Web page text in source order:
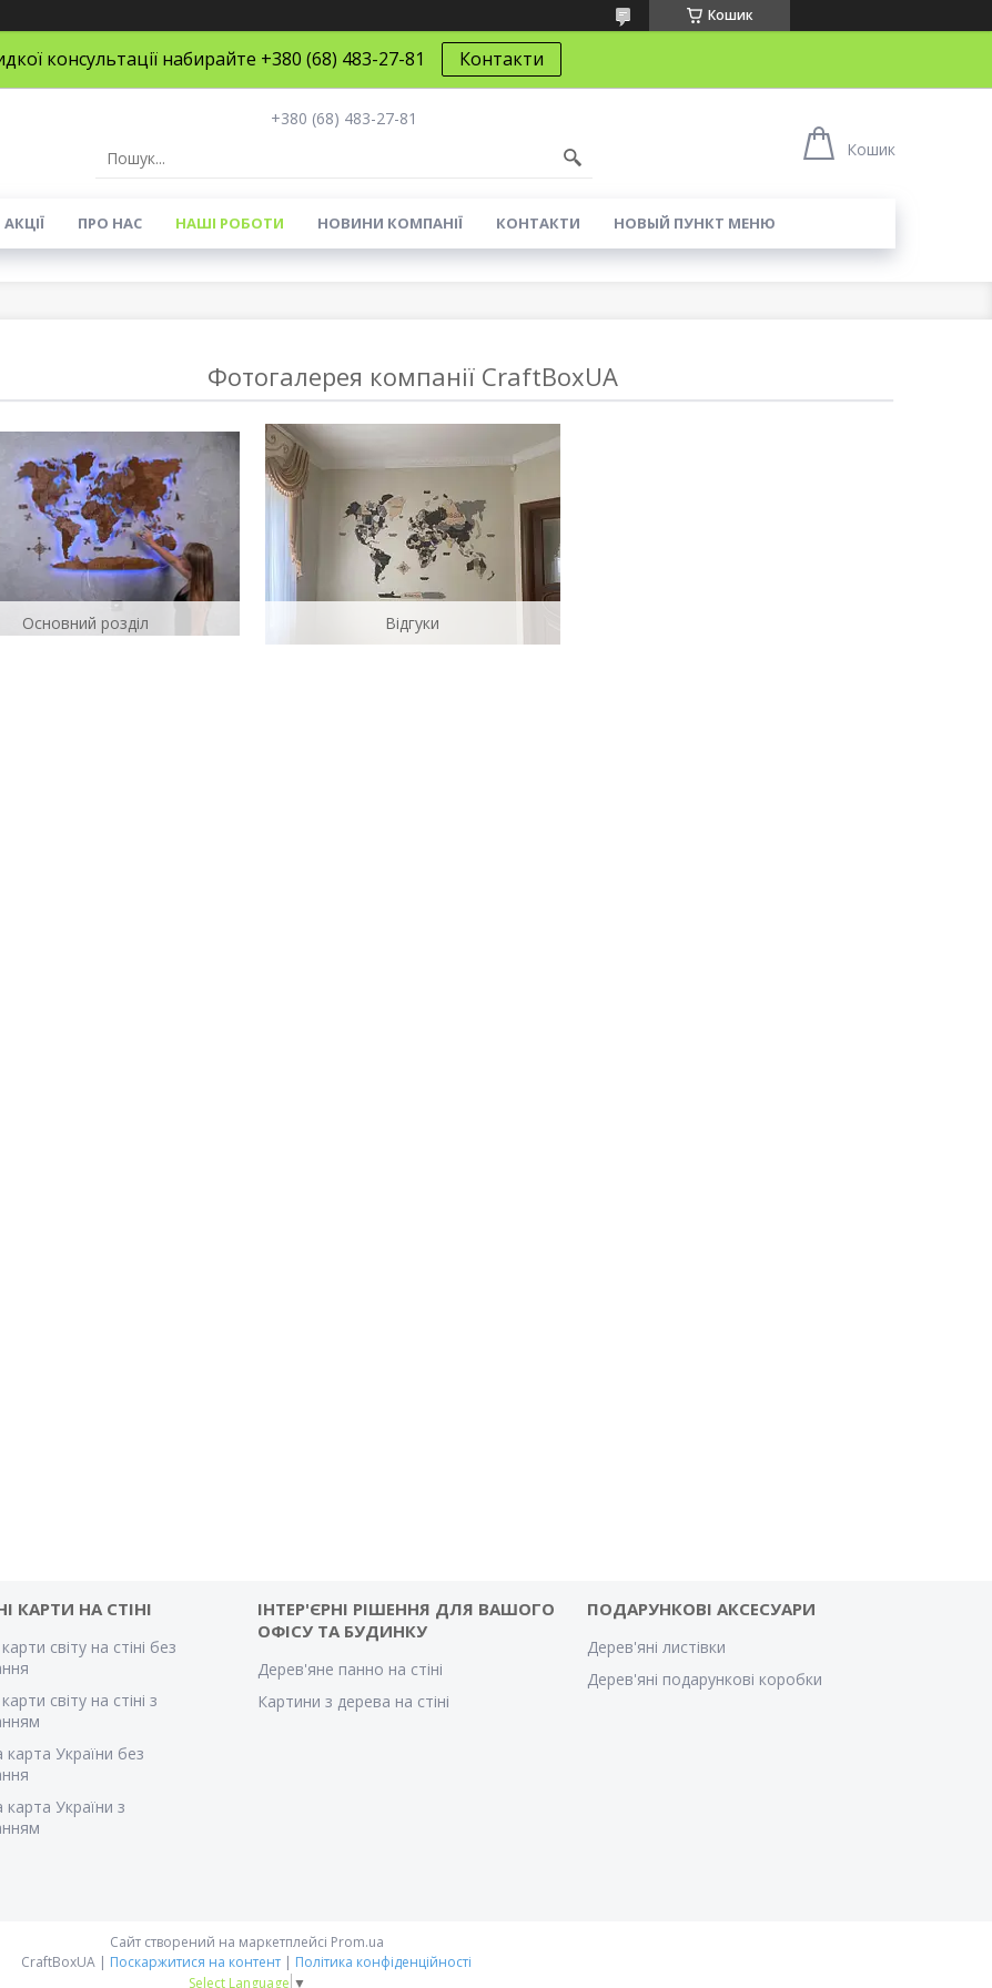
Кошик
консультації набирайте +380 (68) 483-27-81 Контакти
+380 (68) 483-27-81
Кошик
АКЦІЇ ПРО НАС НАШІ РОБОТИ НОВИНИ КОМПАНІЇ КОНТАКТИ НОВЫЙ ПУНКТ МЕНЮ
Фотогалерея компанії CraftBoxUA
Основний розділ Відгуки
КАРТИ НА СТІНІ
світу на стіні без
світу на стіні з
карта України без
України з
ІНТЕР'ЄРНІ РІШЕННЯ ДЛЯ ВАШОГО
ОФІСУ ТА БУДИНКУ
Дерев'яне панно на стіні
Картини з дерева на стіні
ПОДАРУНКОВІ АКСЕСУАРИ
Дерев'яні листівки
Дерев'яні подарункові коробки
Сайт створений на маркетплейсі Prom.ua
CraftBoxUA | Поскаржитися на контент | Політика конфіденційності
Select Language ▼